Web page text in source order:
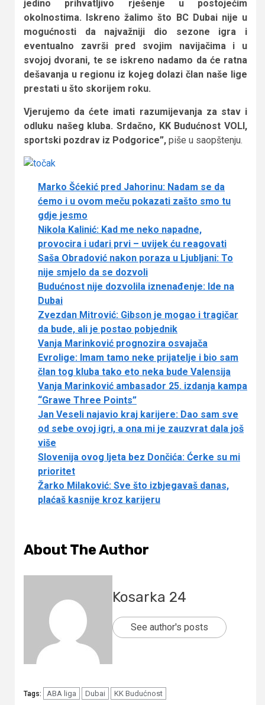
jedino prihvatljivo rješenje u postojećim
okolnostima. Iskreno žalimo što BC Dubai nije u
mogućnosti da najvažniji dio sezone igra i
eventualno završi pred svojim navijačima i u
svojoj dvorani, te se iskreno nadamo da će ratna
dešavanja u regionu iz kojeg dolazi član naše lige
prestati u što skorijem roku.
Vjerujemo da ćete imati razumijevanja za stav i
odluku našeg kluba. Srdačno, KK Budućnost VOLI,
sportski pozdrav iz Podgorice”, piše u saopštenju.
Marko Šćekić pred Jahorinu: Nadam se da
ćemo i u ovom meču pokazati zašto smo tu
gdje jesmo
Nikola Kalinić: Kad me neko napadne,
provocira i udari prvi – uvijek ću reagovati
Saša Obradović nakon poraza u Ljubljani: To
nije smjelo da se dozvoli
Budućnost nije dozvolila iznenađenje: Ide na
Dubai
Zvezdan Mitrović: Gibson je mogao i tragičar
da bude, ali je postao pobjednik
Vanja Marinković prognozira osvajača
Evrolige: Imam tamo neke prijatelje i bio sam
član tog kluba tako eto neka bude Valensija
Vanja Marinković ambasador 25. izdanja kampa
“Grawe Three Points”
Jan Veseli najavio kraj karijere: Dao sam sve
od sebe ovoj igri, a ona mi je zauzvrat dala još
više
Slovenija ovog ljeta bez Dončića: Ćerke su mi
prioritet
Žarko Milaković: Sve što izbjegavaš danas,
plaćaš kasnije kroz karijeru
About The Author
Kosarka 24
See author's posts
Tags: ABA liga Dubai KK Budućnost